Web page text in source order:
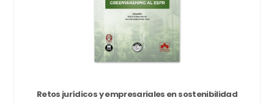
Retos jurídicos y empresariales en sostenibilidad